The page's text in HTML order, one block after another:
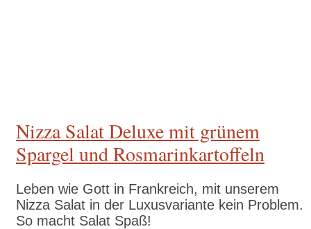
Nizza Salat Deluxe mit grünem
Spargel und Rosmarinkartoffeln
Leben wie Gott in Frankreich, mit unserem
Nizza Salat in der Luxusvariante kein Problem.
So macht Salat Spaß!